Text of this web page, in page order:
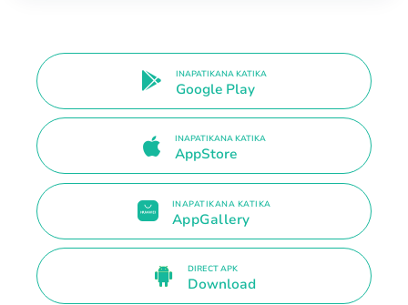
INAPATIKANA KATIKA
Google Play
INAPATIKANA KATIKA
AppStore
INAPATIKANA KATIKA
AppGallery
DIRECT APK
Download